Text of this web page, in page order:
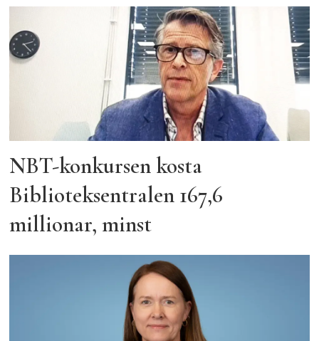
NBT-konkursen kosta
Biblioteksentralen 167,6
millionar, minst